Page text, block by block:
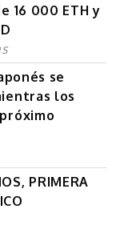
16 000 ETH y
se
los
PRIMERA